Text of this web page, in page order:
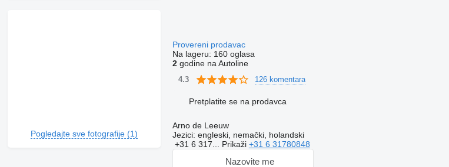
Pogledajte sve fotografije (1)
Provereni prodavac
Na lageru: 160 oglasa
2godine na Autoline
4.3 126 komentara
Pretplatite se na prodavca
Arno de Leeuw
Jezici: engleski, nemački, holandski
+31 6 317... Prikaži +31 6 31780848
Nazovite me